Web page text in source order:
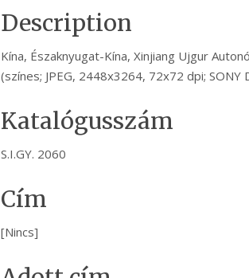
Description
Kína, Északnyugat-Kína, Xinjiang Ujgur
(színes; JPEG, 2448x3264, 72x72 dpi; SONY
Katalógusszám
S.I.GY. 2060
Cím
[Nincs]